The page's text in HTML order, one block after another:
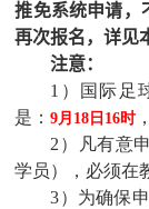
推免系统申请，
再次报名，详见
注意：
1）国际足
是：9月 18 日 16时
2）凡有意
学员），必须在
3）为确保